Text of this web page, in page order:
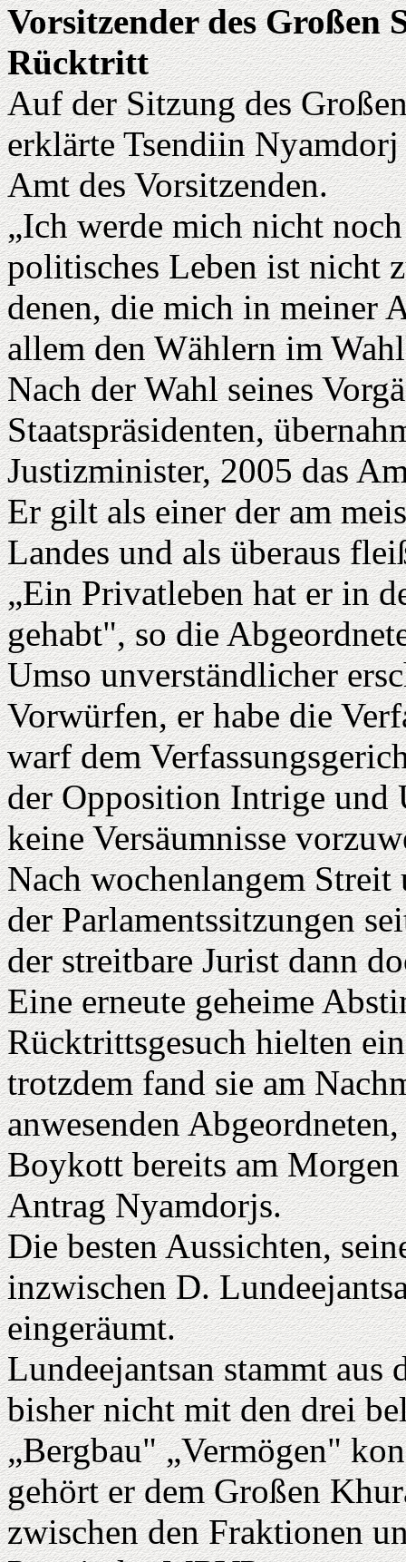
Vorsitzender des Großen
Rücktritt
Auf der Sitzung des
erklärte Tsendiin
Amt des Vorsitzenden.
„Ich werde mich nicht
politisches Leben ist nicht
denen, die mich in meiner
allem den Wählern im
Nach der Wahl seines
Staatspräsidenten,
Justizminister, 2005 das
Er gilt als einer der am
Landes und als überaus
„Ein Privatleben hat er in
gehabt", so die
Umso unverständlicher
Vorwürfen, er habe die
warf dem
der Opposition Intrige und
keine Versäumnisse
Nach wochenlangem
der Parlamentssitzungen
der streitbare Jurist dann
Eine erneute geheime
Rücktrittsgesuch hielten
trotzdem fand sie am
anwesenden
Boykott bereits am
Antrag Nyamdorjs.
Die besten Aussichten,
inzwischen D.
eingeräumt.
Lundeejantsan stammt
bisher nicht mit den drei
„Bergbau" „Vermögen"
gehört er dem Großen
zwischen den Fraktionen